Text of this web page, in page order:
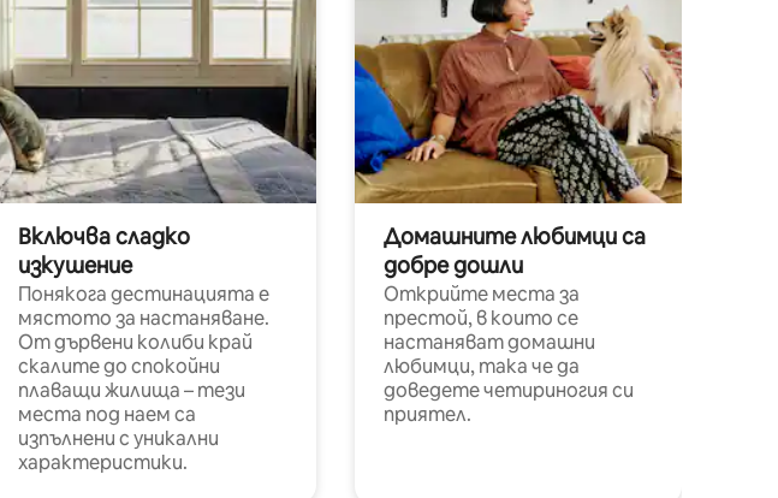
Включва сладко
изкушение
Понякога дестинацията е
мястото за настаняване.
От дървени колиби край
скалите до спокойни
плаващи жилища – тези
места под наем са
изпълнени с уникални
характеристики.
Домашните любимци са
добре дошли
Открийте места за
престой, в които се
настаняват домашни
любимци, така че да
доведете четириногия си
приятел.